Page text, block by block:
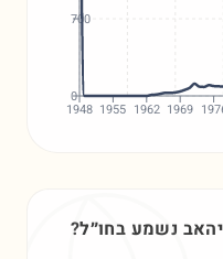
1948 1955 1962 1969
0
700
נשמע בחו״ל?